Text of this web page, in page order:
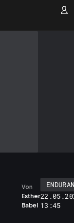
Esther
Babel
Von
13:45